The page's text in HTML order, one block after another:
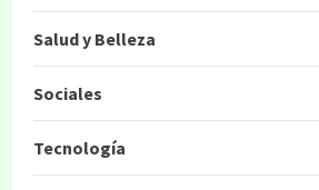
Salud y Belleza
Sociales
Tecnología